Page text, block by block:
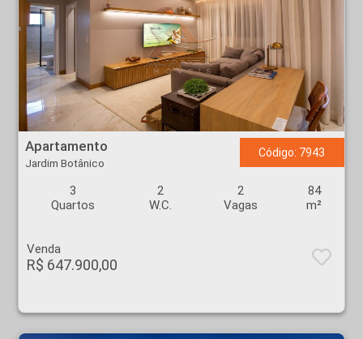
Apartamento - Jardim Botânico - Ribeirão Preto
Apartamento
Jardim Botânico
Código: 7943
3
Quartos
2
W.C.
2
Vagas
84
m²
Venda
R$ 647.900,00